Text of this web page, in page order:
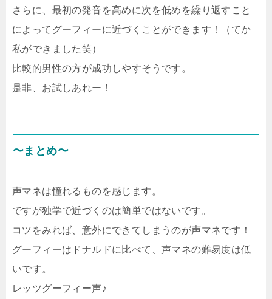
さらに、最初の発音を高めに次を低めを繰り返すこと
によってグーフィーに近づくことができます！（てか
私ができました笑）
比較的男性の方が成功しやすそうです。
是非、お試しあれー！
〜まとめ〜
声マネは憧れるものを感じます。
ですが独学で近づくのは簡単ではないです。
コツをみれば、意外にできてしまうのが声マネです！
グーフィーはドナルドに比べて、声マネの難易度は低
いです。
レッツグーフィー声♪